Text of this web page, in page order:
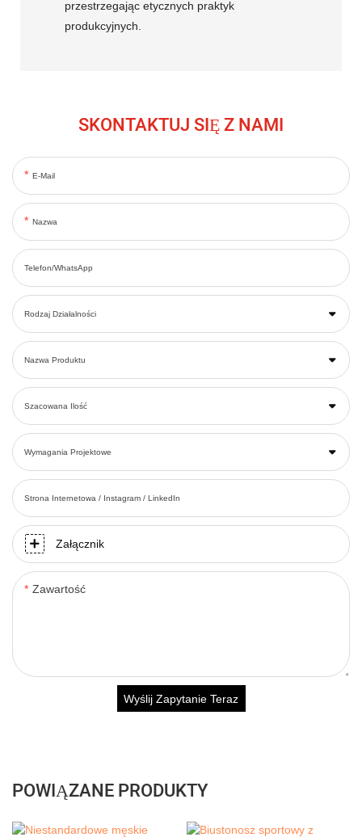
przestrzegając etycznych praktyk
produkcyjnych.
SKONTAKTUJ SIĘ Z NAMI
E-Mail
Nazwa
Telefon/WhatsApp
Rodzaj Działalności
Nazwa Produktu
Szacowana Ilość
Wymagania Projektowe
Strona Internetowa / Instagram / LinkedIn
Załącznik
Zawartość
Wyślij Zapytanie Teraz
POWIĄZANE PRODUKTY